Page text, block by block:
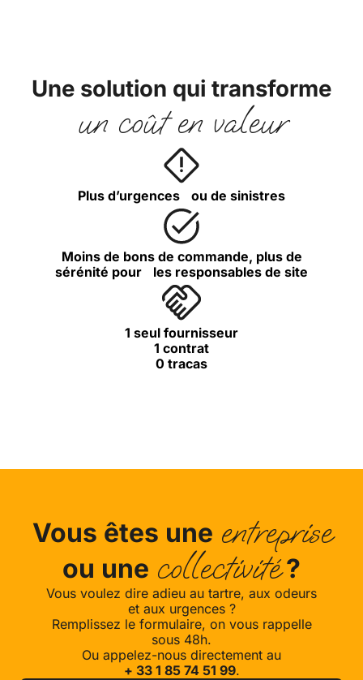
Une solution qui transforme
un coût en valeur
Plus d’urgences ou de sinistres
Moins de bons de commande, plus de
sérénité pour les responsables de site
1 seul fournisseur
1 contrat
0 tracas
Vous êtes une entreprise
ou une collectivité?
Vous voulez dire adieu au tartre, aux odeurs
et aux urgences ?
Remplissez le formulaire, on vous rappelle
sous 48h.
Ou appelez-nous directement au
+ 33 1 85 74 51 99.